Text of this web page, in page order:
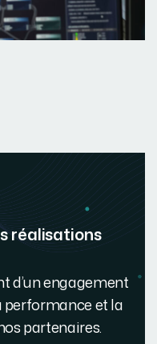
réalisations
d’un engagement
et la
partenaires.